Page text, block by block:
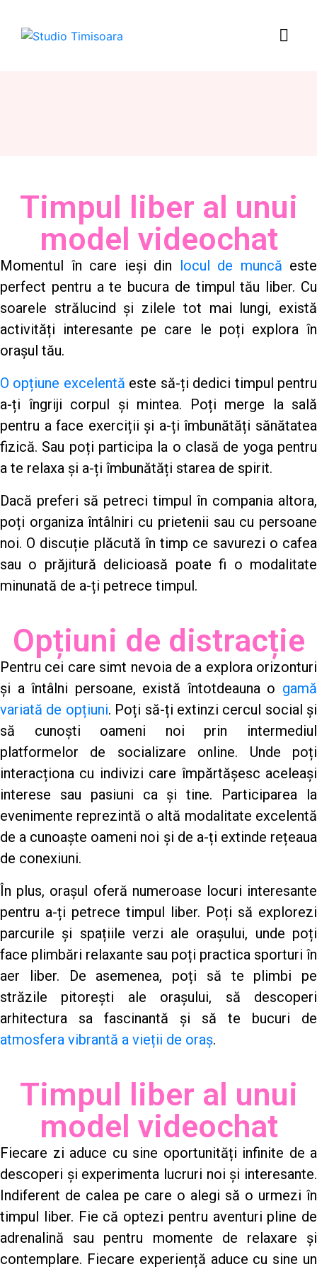
Timpul liber al unui
model videochat
Momentul în care ieși din locul de muncă este
perfect pentru a te bucura de timpul tău liber. Cu
soarele strălucind și zilele tot mai lungi, există
activități interesante pe care le poți explora în
orașul tău.
O opțiune excelentă este să-ți dedici timpul pentru
a-ți îngriji corpul și mintea. Poți merge la sală
pentru a face exerciții și a-ți îmbunătăți sănătatea
fizică. Sau poți participa la o clasă de yoga pentru
a te relaxa și a-ți îmbunătăți starea de spirit.
Dacă preferi să petreci timpul în compania altora,
poți organiza întâlniri cu prietenii sau cu persoane
noi. O discuție plăcută în timp ce savurezi o cafea
sau o prăjitură delicioasă poate fi o modalitate
minunată de a-ți petrece timpul.
Opțiuni de distracție
Pentru cei care simt nevoia de a explora orizonturi
și a întâlni persoane, există întotdeauna o gamă
variată de opțiuni. Poți să-ți extinzi cercul social și
să cunoști oameni noi prin intermediul
platformelor de socializare online. Unde poți
interacționa cu indivizi care împărtășesc aceleași
interese sau pasiuni ca și tine. Participarea la
evenimente reprezintă o altă modalitate excelentă
de a cunoaște oameni noi și de a-ți extinde rețeaua
de conexiuni.
În plus, orașul oferă numeroase locuri interesante
pentru a-ți petrece timpul liber. Poți să explorezi
parcurile și spațiile verzi ale orașului, unde poți
face plimbări relaxante sau poți practica sporturi în
aer liber. De asemenea, poți să te plimbi pe
străzile pitorești ale orașului, să descoperi
arhitectura sa fascinantă și să te bucuri de
atmosfera vibrantă a vieții de oraș.
Timpul liber al unui
model videochat
Fiecare zi aduce cu sine oportunități infinite de a
descoperi și experimenta lucruri noi și interesante.
Indiferent de calea pe care o alegi să o urmezi în
timpul liber. Fie că optezi pentru aventuri pline de
adrenalină sau pentru momente de relaxare și
contemplare. Fiecare experiență aduce cu sine un